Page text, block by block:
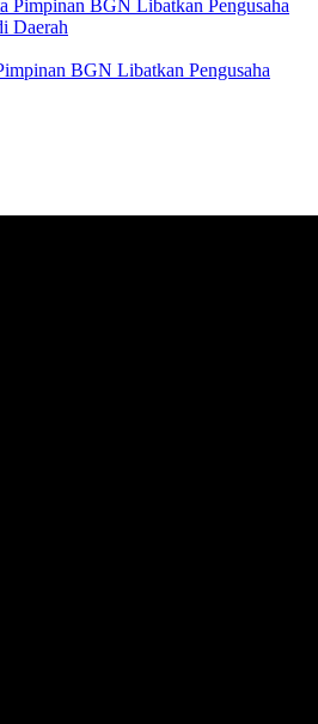
BGN Libatkan Pengusaha